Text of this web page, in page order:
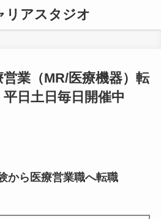
リアスタジオ
業（MR/医療機器）転
日土日毎日開催中
ら医療営業職へ転職